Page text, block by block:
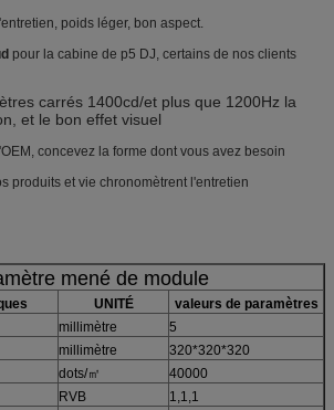
poids léger, bon aspect.
pour la cabine de p5 DJ, certains de nos clients
carrés 1400cd/et plus que 1200Hz la
et le bon effet visuel
concevez la forme dont vous avez besoin
produits et vie chronomètrent l'entretien
mené de module
UNITÉ
valeurs de paramètres
millimètre
5
millimètre
320*320*320
dots/㎡
40000
RVB
1,1,1